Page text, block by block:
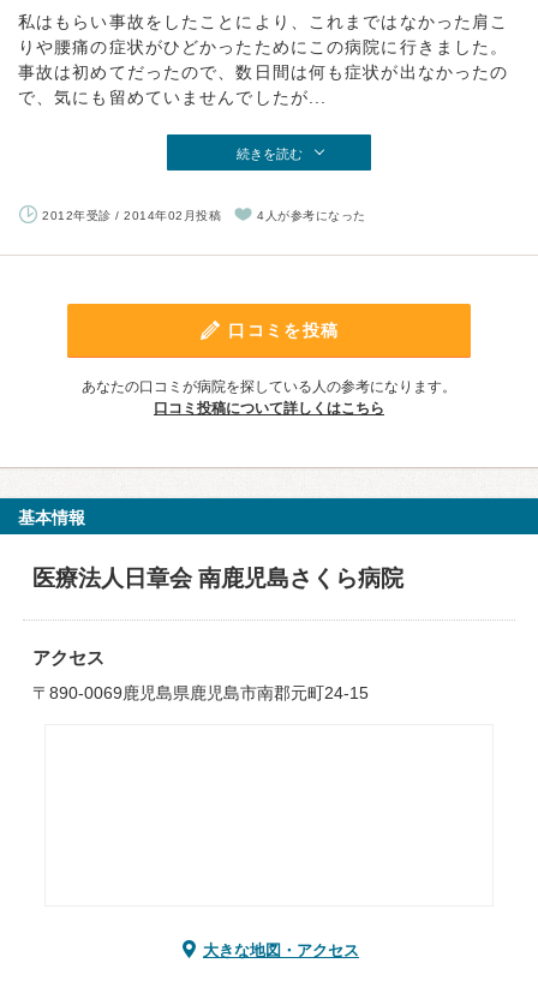
私はもらい事故をしたことにより、これまではなかった肩こ
りや腰痛の症状がひどかったためにこの病院に行きました。
事故は初めてだったので、数日間は何も症状が出なかったの
で、気にも留めていませんでしたが...
続きを読む
2012年受診 / 2014年02月投稿 4人が参考になった
口コミを投稿
あなたの口コミが病院を探している人の参考になります。
口コミ投稿について詳しくはこちら
基本情報
医療法人日章会 南鹿児島さくら病院
アクセス
〒890-0069鹿児島県鹿児島市南郡元町24-15
大きな地図・アクセス